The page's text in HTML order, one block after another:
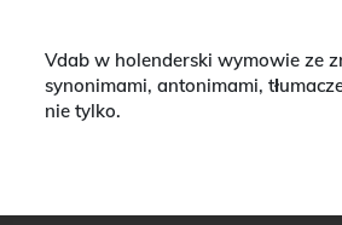
Vdab w holenderski wymowie ze
synonimami, antonimami,
nie tylko.